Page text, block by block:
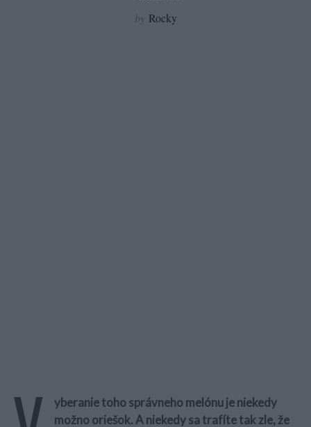
by Rocky
yberanie toho správneho melónu je niekedy
možno oriešok. A niekedy sa trafíte tak zle, že